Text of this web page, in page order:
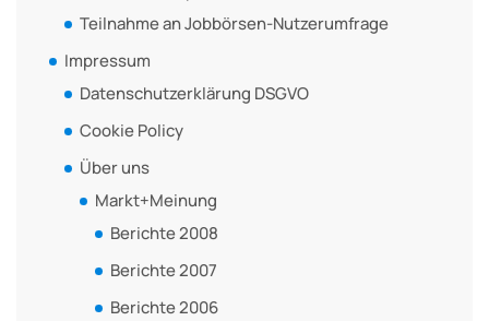
Teilnahme an Jobbörsen-Nutzerumfrage
Impressum
Datenschutzerklärung DSGVO
Cookie Policy
Über uns
Markt+Meinung
Berichte 2008
Berichte 2007
Berichte 2006